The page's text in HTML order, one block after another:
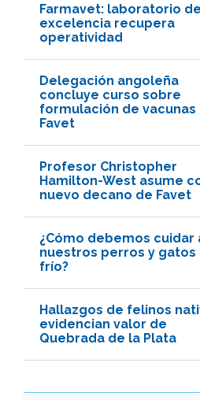
Farmavet: laboratorio de
excelencia recupera
operatividad
Delegación angoleña
concluye curso sobre
formulación de vacunas
Favet
Profesor Christopher
Hamilton-West asume
nuevo decano de Favet
¿Cómo debemos cuidar
nuestros perros y gatos
frío?
Hallazgos de felinos
evidencian valor de
Quebrada de la Plata